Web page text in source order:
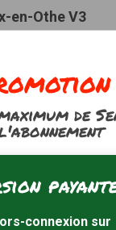
en-Othe V3
en-Othe V2
en-Othe
de
connexion sur